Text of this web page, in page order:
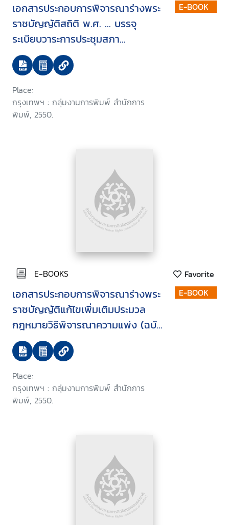
เอกสารประกอบการพิจารณาร่างพระ
ราชบัญญัติสถิติ พ.ศ. ... บรรจุ
ระเบียบวาระการประชุมสภา
นิติบัญญัติแห่งชาติ ในคราวประชุม
สภานิติบัญญัติแห่งชาติ ครั้งที่
5/2550 วันพุธที่ 24 มกราคม 2550
Place:
กรุงเทพฯ : กลุ่มงานการพิมพ์ สำนักการ
พิมพ์, 2550.
E-BOOK
E-BOOKS Favorite
เอกสารประกอบการพิจารณาร่างพระ
ราชบัญญัติแก้ไขเพิ่มเติมประมวล
กฎหมายวิธีพิจารณาความแพ่ง (ฉบับ
ที่ ..) พ.ศ. ... บรรจุระเบียบวาระการ
ประชุมสภานิติบัญญัติแห่งชาติ ใน
คราวประชุมสภานิติบัญญัติแห่งชาติ
ครั้งที่ 5/2550 วันพุธที่ 24 มกราคม
2550
Place:
กรุงเทพฯ : กลุ่มงานการพิมพ์ สำนักการ
พิมพ์, 2550.
E-BOOK